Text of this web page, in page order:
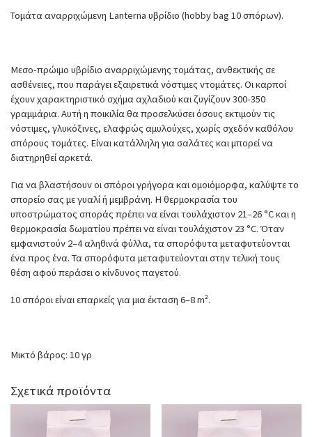
Τομάτα αναρριχώμενη Lanterna υβρίδιο (hobby bag 10 σπόρων).
Μεσο-πρώιμο υβρίδιο αναρριχώμενης τομάτας, ανθεκτικής σε
ασθένειες, που παράγει εξαιρετικά νόστιμες ντομάτες. Οι καρποί
έχουν χαρακτηριστικό σχήμα αχλαδιού και ζυγίζουν 300-350
γραμμάρια. Αυτή η ποικιλία θα προσελκύσει όσους εκτιμούν τις
νόστιμες, γλυκόξινες, ελαφρώς αμυλούχες, χωρίς σχεδόν καθόλου
σπόρους τομάτες. Είναι κατάλληλη για σαλάτες και μπορεί να
διατηρηθεί αρκετά.
Για να βλαστήσουν οι σπόροι γρήγορα και ομοιόμορφα, καλύψτε το
σπορείο σας με γυαλί ή μεμβράνη. Η θερμοκρασία του
υποστρώματος σποράς πρέπει να είναι τουλάχιστον 21–26 °C και η
θερμοκρασία δωματίου πρέπει να είναι τουλάχιστον 23 °C. Όταν
εμφανιστούν 2–4 αληθινά φύλλα, τα σπορόφυτα μεταφυτεύονται
ένα προς ένα. Τα σπορόφυτα μεταφυτεύονται στην τελική τους
θέση αφού περάσει ο κίνδυνος παγετού.
10 σπόροι είναι επαρκείς για μια έκταση 6–8 m².
Μικτό βάρος: 10 γρ
Σχετικά προϊόντα